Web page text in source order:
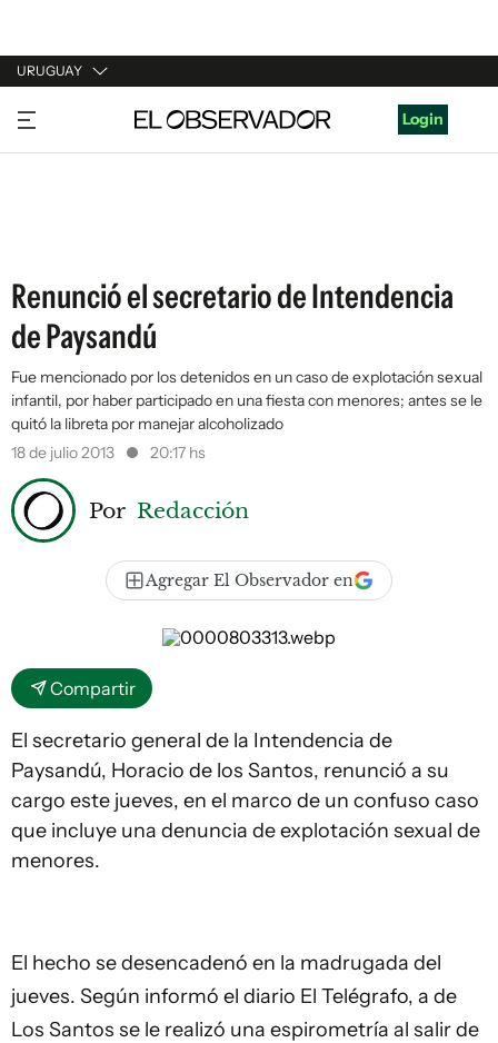
URUGUAY
URUGUAY
ARGENTINA
Login
Renunció el secretario de Intendencia
de Paysandú
Fue mencionado por los detenidos en un caso de explotación sexual
infantil, por haber participado en una fiesta con menores; antes se le
quitó la libreta por manejar alcoholizado
18 de julio 2013
20:17 hs
Por Redacción
Agregar El Observador en
Compartir
El secretario general de la Intendencia de
Paysandú, Horacio de los Santos, renunció a su
cargo este jueves, en el marco de un confuso caso
que incluye una denuncia de explotación sexual de
menores.
El hecho se desencadenó en la madrugada del
jueves. Según informó el diario El Telégrafo, a de
Los Santos se le realizó una espirometría al salir de